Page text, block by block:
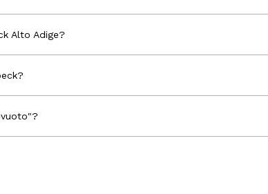
Alto Adige?